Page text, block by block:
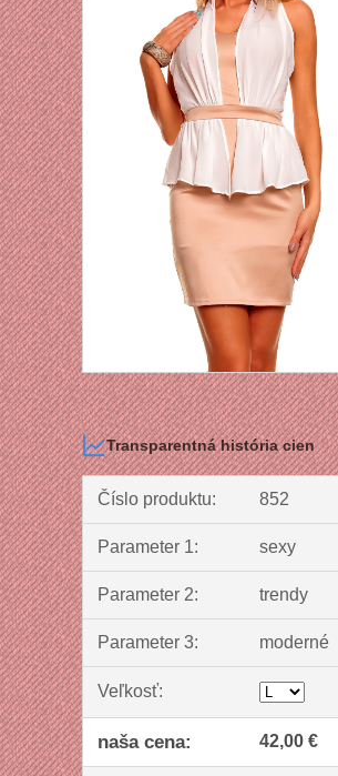
Transparentná história cien
Číslo produktu: 852
Parameter 1: sexy
Parameter 2: trendy
Parameter 3: moderné
Veľkosť:
naša cena: 42,00 €